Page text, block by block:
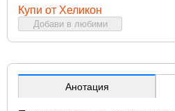
Купи от Хеликон
Добави в любими
Анотация